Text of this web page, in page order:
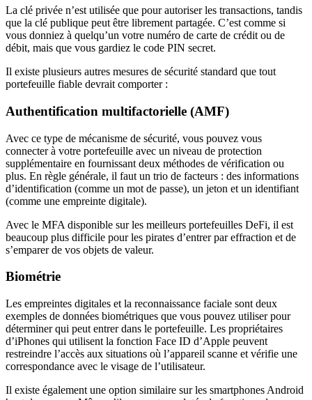
La clé privée n’est utilisée que pour autoriser les transactions, tandis
que la clé publique peut être librement partagée. C’est comme si
vous donniez à quelqu’un votre numéro de carte de crédit ou de
débit, mais que vous gardiez le code PIN secret.
Il existe plusieurs autres mesures de sécurité standard que tout
portefeuille fiable devrait comporter :
Authentification multifactorielle (AMF)
Avec ce type de mécanisme de sécurité, vous pouvez vous
connecter à votre portefeuille avec un niveau de protection
supplémentaire en fournissant deux méthodes de vérification ou
plus. En règle générale, il faut un trio de facteurs : des informations
d’identification (comme un mot de passe), un jeton et un identifiant
(comme une empreinte digitale).
Avec le MFA disponible sur les meilleurs portefeuilles DeFi, il est
beaucoup plus difficile pour les pirates d’entrer par effraction et de
s’emparer de vos objets de valeur.
Biométrie
Les empreintes digitales et la reconnaissance faciale sont deux
exemples de données biométriques que vous pouvez utiliser pour
déterminer qui peut entrer dans le portefeuille. Les propriétaires
d’iPhones qui utilisent la fonction Face ID d’Apple peuvent
restreindre l’accès aux situations où l’appareil scanne et vérifie une
correspondance avec le visage de l’utilisateur.
Il existe également une option similaire sur les smartphones Android